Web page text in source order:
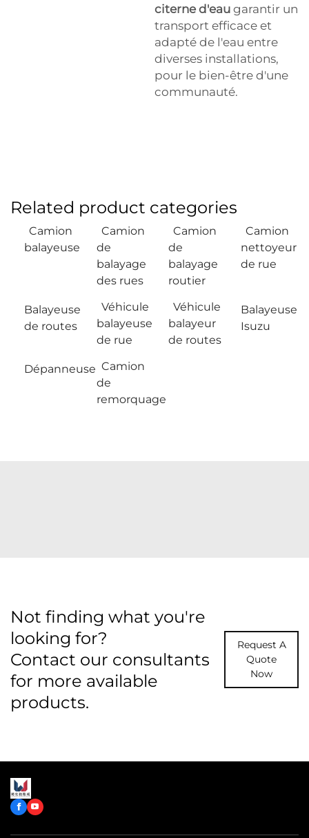
citerne d'eau garantir un
transport efficace et
adapté de l'eau entre
diverses installations,
pour le bien-être d'une
communauté.
Related product categories
Camion
balayeuse
Camion
de
balayage
des rues
Camion
de
balayage
routier
Camion
nettoyeur
de rue
Balayeuse
de routes
Véhicule
balayeuse
de rue
Véhicule
balayeur
de routes
Balayeuse
Isuzu
Dépanneuse Camion
de
remorquage
Not finding what you're
looking for?
Contact our consultants
for more available
products.
Request A
Quote
Now